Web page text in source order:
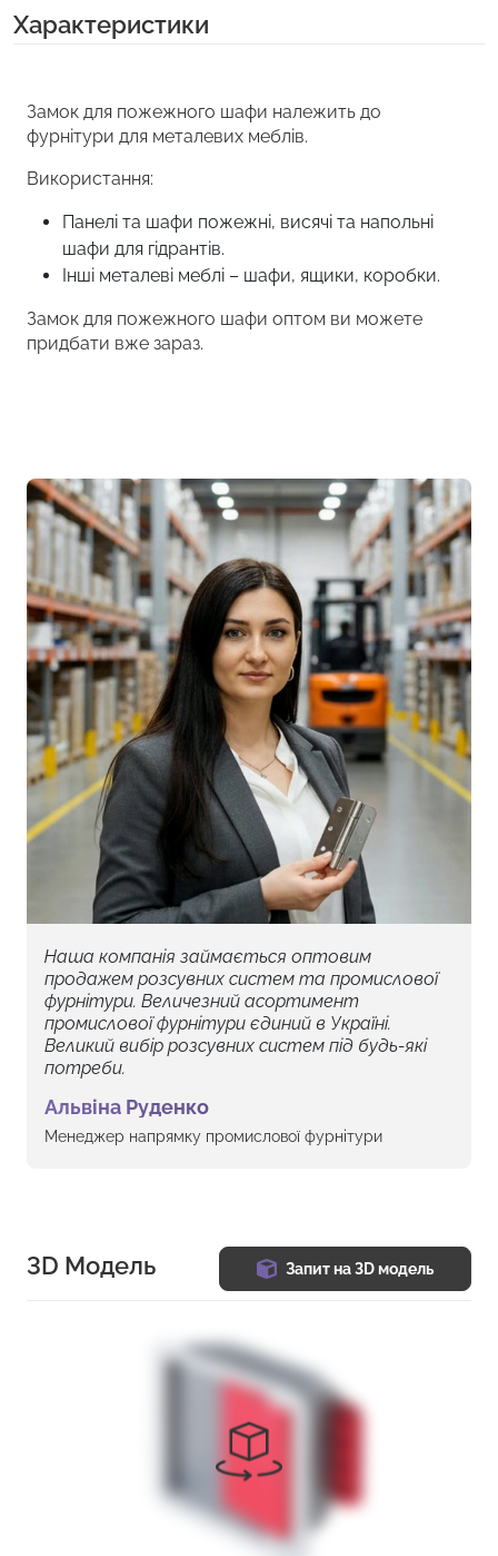
Характеристики
Замок для пожежного шафи належить до
фурнітури для металевих меблів.
Використання:
Панелі та шафи пожежні, висячі та напольні
шафи для гідрантів.
Інші металеві меблі – шафи, ящики, коробки.
Замок для пожежного шафи оптом ви можете
придбати вже зараз.
Наша компанія займається оптовим
продажем розсувних систем та промислової
фурнітури. Величезний асортимент
промислової фурнітури єдиний в Україні.
Великий вибір розсувних систем під будь-які
потреби.
Альвіна Руденко
Менеджер напрямку промислової фурнітури
3D Модель Запит на 3D модель